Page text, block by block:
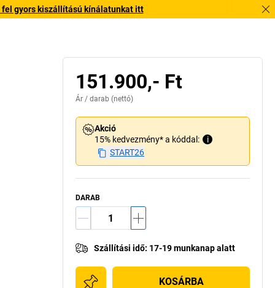
fel gyors kiszállítású kínálatunkat itt
151.900,- Ft
Ár / darab (nettó)
Akció
15% kedvezmény* a kóddal:
i
START26
DARAB
Szállítási idő: 17-19 munkanap alatt
KOSÁRBA